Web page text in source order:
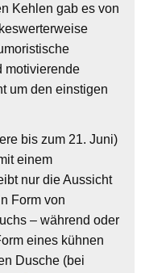
Kehlen gab es von
motivierende
um den einstigen
bis zum 21. Juni)
einem
nur die Aussicht
Form von
– während oder
eines kühnen
Dusche (bei